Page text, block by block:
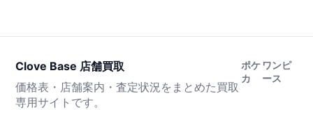
Clove Base 店舗買取
価格表・店舗案内・査定状況をまとめた買取
専用サイトです。
ポケ
カ
ワンピ
ース